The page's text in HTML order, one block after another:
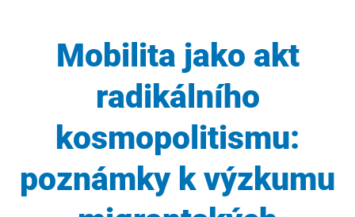
Mobilita jako akt
radikálního
kosmopolitismu:
poznámky k výzkumu